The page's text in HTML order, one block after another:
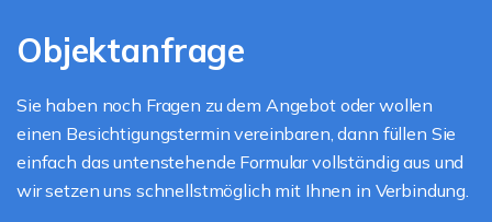
Objektanfrage
Sie haben noch Fragen zu dem Angebot oder wollen
einen Besichtigungstermin vereinbaren, dann füllen Sie
einfach das untenstehende Formular vollständig aus und
wir setzen uns schnellstmöglich mit Ihnen in Verbindung.